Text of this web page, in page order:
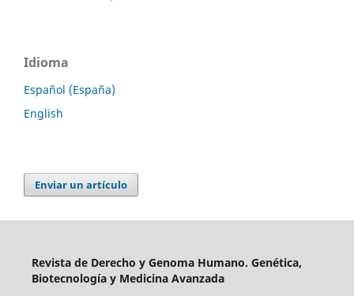
Idioma
Español (España)
English
Enviar un artículo
Revista de Derecho y Genoma Humano. Genética,
Biotecnología y Medicina Avanzada